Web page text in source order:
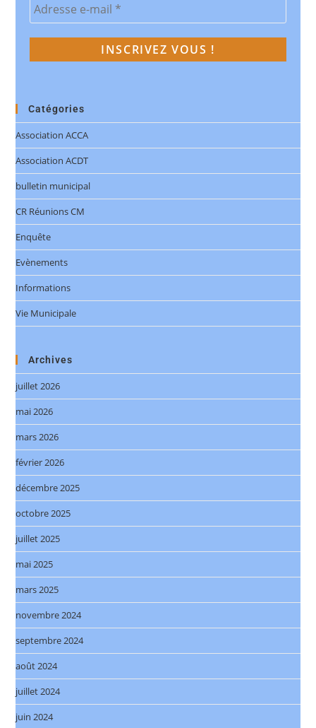
Catégories
Association ACCA
Association ACDT
bulletin municipal
CR Réunions CM
Enquête
Evènements
Informations
Vie Municipale
Archives
juillet 2026
mai 2026
mars 2026
février 2026
décembre 2025
octobre 2025
juillet 2025
mai 2025
mars 2025
novembre 2024
septembre 2024
août 2024
juillet 2024
juin 2024